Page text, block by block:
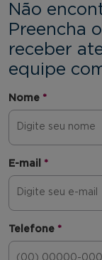
Não
Preencha
receber
equipe
Nome *
E-mail *
Telefone *